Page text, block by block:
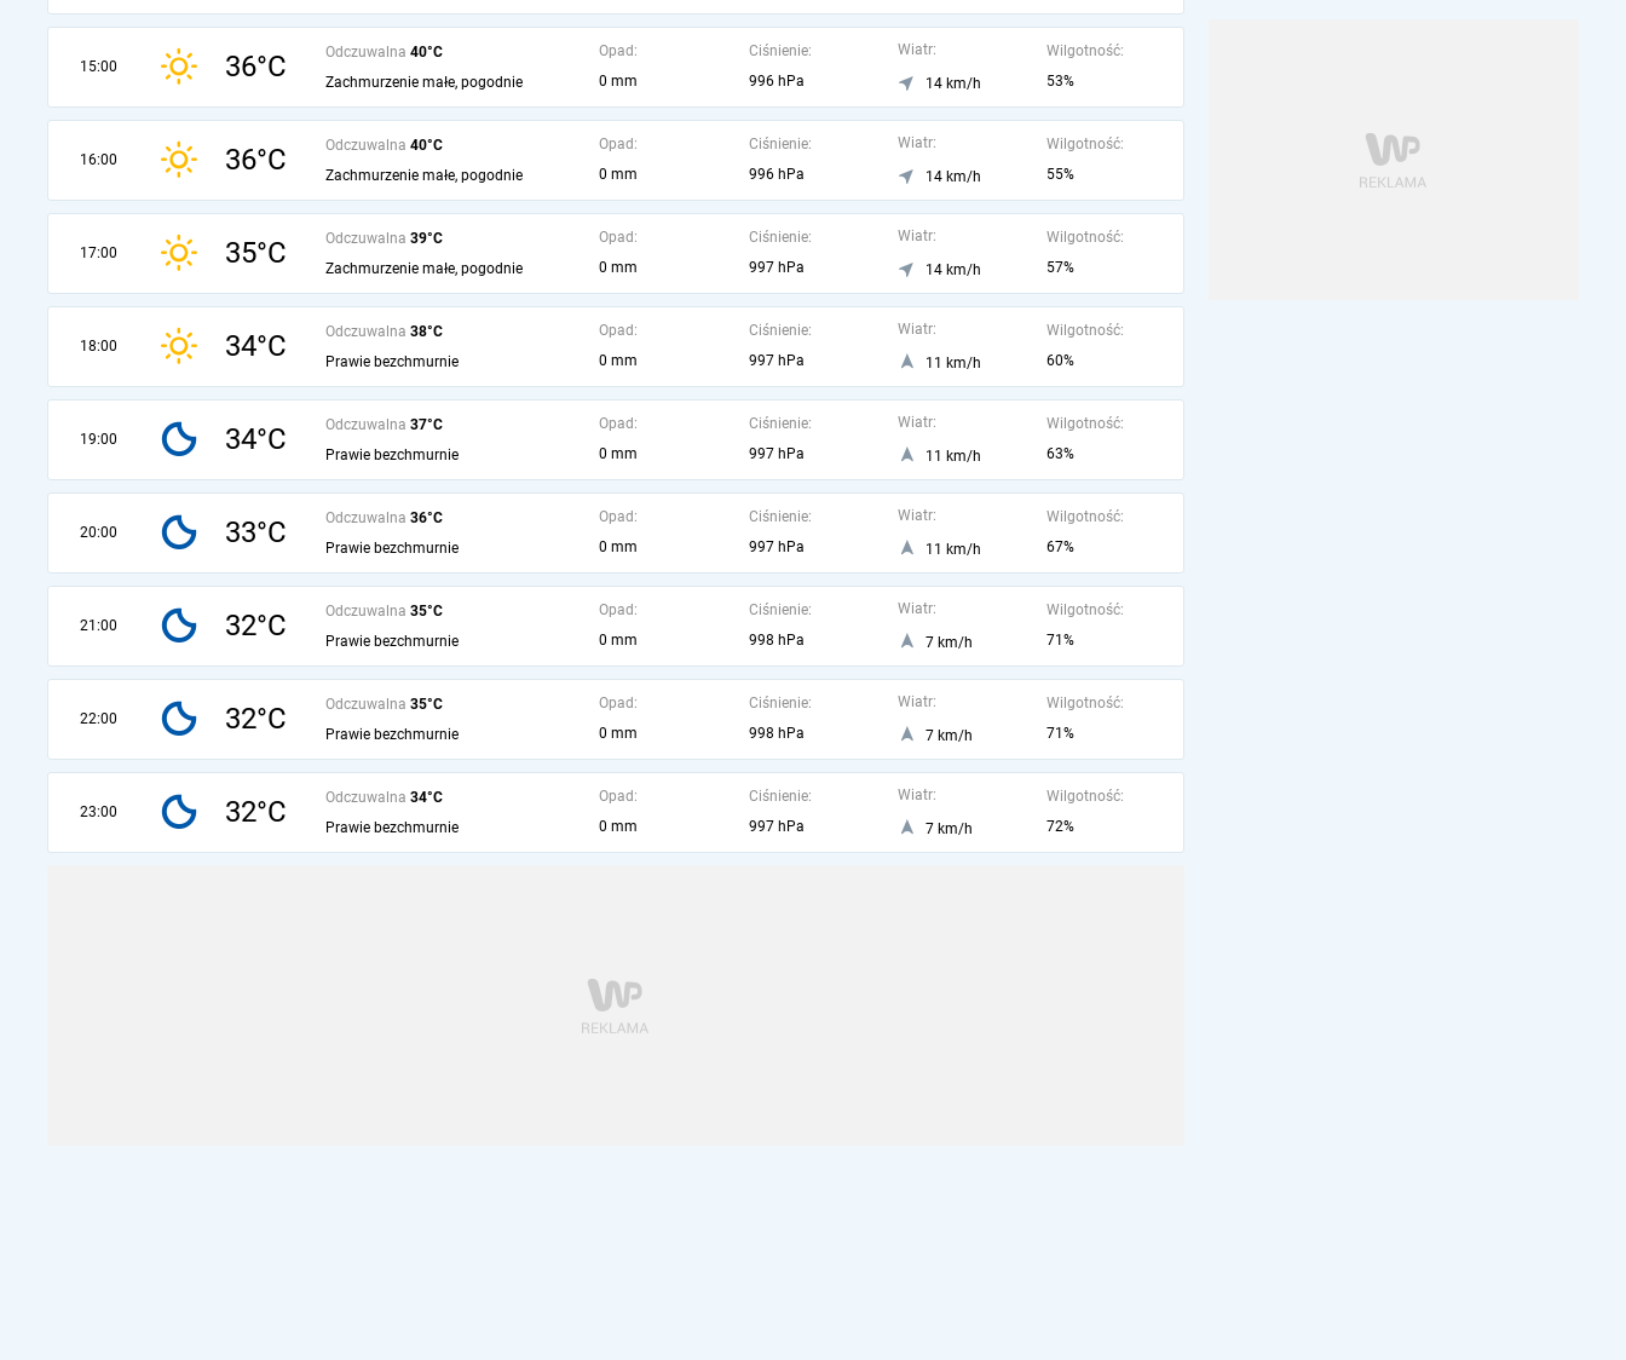
15:00 36°C Odczuwalna 40°C
Zachmurzenie małe, pogodnie
Opad:
0 mm
Ciśnienie:
996 hPa
Wiatr:
14 km/h
Wilgotność:
53%
16:00 36°C Odczuwalna 40°C
Zachmurzenie małe, pogodnie
Opad:
0 mm
Ciśnienie:
996 hPa
Wiatr:
14 km/h
Wilgotność:
55%
17:00 35°C Odczuwalna 39°C
Zachmurzenie małe, pogodnie
Opad:
0 mm
Ciśnienie:
997 hPa
Wiatr:
14 km/h
Wilgotność:
57%
18:00 34°C Odczuwalna 38°C
Prawie bezchmurnie
Opad:
0 mm
Ciśnienie:
997 hPa
Wiatr:
11 km/h
Wilgotność:
60%
19:00 34°C Odczuwalna 37°C
Prawie bezchmurnie
Opad:
0 mm
Ciśnienie:
997 hPa
Wiatr:
11 km/h
Wilgotność:
63%
20:00 33°C Odczuwalna 36°C
Prawie bezchmurnie
Opad:
0 mm
Ciśnienie:
997 hPa
Wiatr:
11 km/h
Wilgotność:
67%
21:00 32°C Odczuwalna 35°C
Prawie bezchmurnie
Opad:
0 mm
Ciśnienie:
998 hPa
Wiatr:
7 km/h
Wilgotność:
71%
22:00 32°C Odczuwalna 35°C
Prawie bezchmurnie
Opad:
0 mm
Ciśnienie:
998 hPa
Wiatr:
7 km/h
Wilgotność:
71%
23:00 32°C Odczuwalna 34°C
Prawie bezchmurnie
Opad:
0 mm
Ciśnienie:
997 hPa
Wiatr:
7 km/h
Wilgotność:
72%